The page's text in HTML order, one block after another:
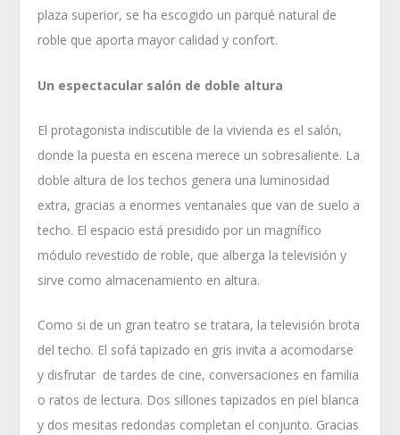
plaza superior, se ha escogido un parqué natural de
roble que aporta mayor calidad y confort.
Un espectacular salón de doble altura
El protagonista indiscutible de la vivienda es el salón,
donde la puesta en escena merece un sobresaliente. La
doble altura de los techos genera una luminosidad
extra, gracias a enormes ventanales que van de suelo a
techo. El espacio está presidido por un magnífico
módulo revestido de roble, que alberga la televisión y
sirve como almacenamiento en altura.
Como si de un gran teatro se tratara, la televisión brota
del techo. El sofá tapizado en gris invita a acomodarse
y disfrutar de tardes de cine, conversaciones en familia
o ratos de lectura. Dos sillones tapizados en piel blanca
y dos mesitas redondas completan el conjunto. Gracias